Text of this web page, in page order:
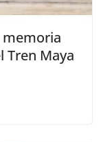
Tren Maya